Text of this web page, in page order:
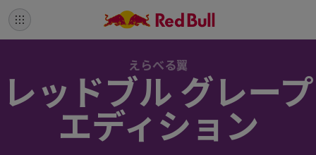
レッドブル グレープ
エディション
えらべる翼